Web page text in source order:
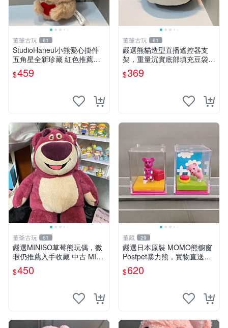
董爺古玩 61
StudioHaneul小熊愛心掛件
五角星全新珍藏 紅色推薦收
藏 玩具掛飾 掛件 新品
$459
董爺古玩 61
嚴選熊貓造型直播遙控器支
架，重量沉實底部填充豆袋，
手機遙控器最佳架設選擇推薦
直播遙控器支架 毛絨玩具 支
$369
董爺古玩 61
嚴選MINISO草莓熊玩偶，微
瑕仍推薦入手收藏 中古 MINI
SO 草莓熊 玩具 收藏
$450
董藏 29
嚴選日本原裝 MOMO熊櫥窗
Postpet暴力熊，實物直送新
臺灣。MOMO熊 暴力熊 熊貓
櫥窗
$620